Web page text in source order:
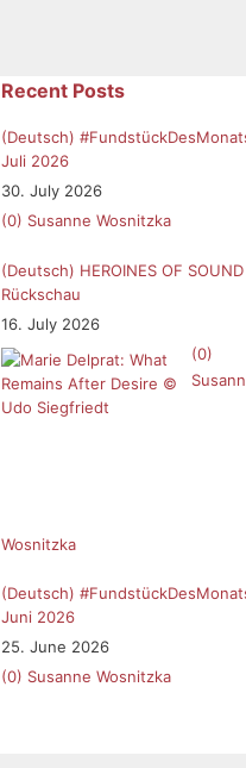
Recent Posts
(Deutsch)
Juli 2026
30. July 2026
(0) Susanne Wosnitzka
(Deutsch) HEROINES OF SOUND |
Rückschau
16. July 2026
(0)
Wosnitzka
(Deutsch)
Juni 2026
25. June 2026
(0) Susanne Wosnitzka